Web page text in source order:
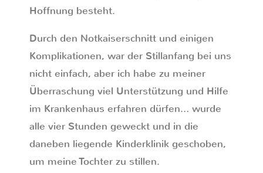
Hoffnung besteht.
Durch den Notkaiserschnitt und einigen
Komplikationen, war der Stillanfang bei uns
nicht einfach, aber ich habe zu meiner
Überraschung viel Unterstützung und Hilfe
im Krankenhaus erfahren dürfen… wurde
alle vier Stunden geweckt und in die
daneben liegende Kinderklinik geschoben,
um meine Tochter zu stillen.